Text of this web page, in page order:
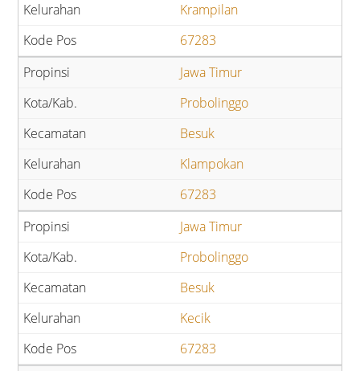
Krampilan
67283
Jawa Timur
Probolinggo
Besuk
Klampokan
67283
Jawa Timur
Probolinggo
Besuk
Kecik
67283